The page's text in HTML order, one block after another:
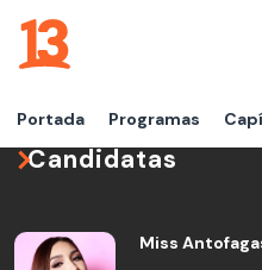
Portada Programas
Candidatas
Miss